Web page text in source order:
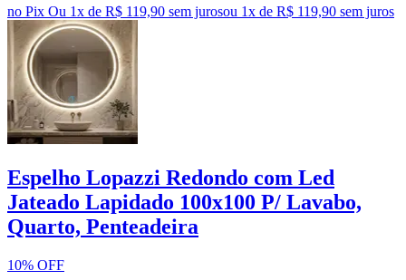
no Pix Ou 1x de R$ 119,90 sem jurosou 1x de R$ 119,90 sem juros
Espelho Lopazzi Redondo com Led
Jateado Lapidado 100x100 P/ Lavabo,
Quarto, Penteadeira
10% OFF